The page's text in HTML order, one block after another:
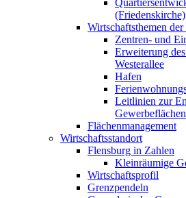
(Friedenskirche)
Wirtschaftsthemen
Zentren- und
Erweiterung
Westerallee
Hafen
Leitlinien zur
Gewerbeflächen
Flächenmanagement
Wirtschaftsstandort
Flensburg in Zahlen
Kleinräumige
Wirtschaftsprofil
Grenzpendeln